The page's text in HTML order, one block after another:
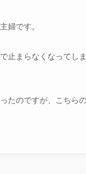
婦です。
止まらなくなってし
たのですが、こちら